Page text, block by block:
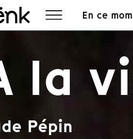
En ce
la
Pépin